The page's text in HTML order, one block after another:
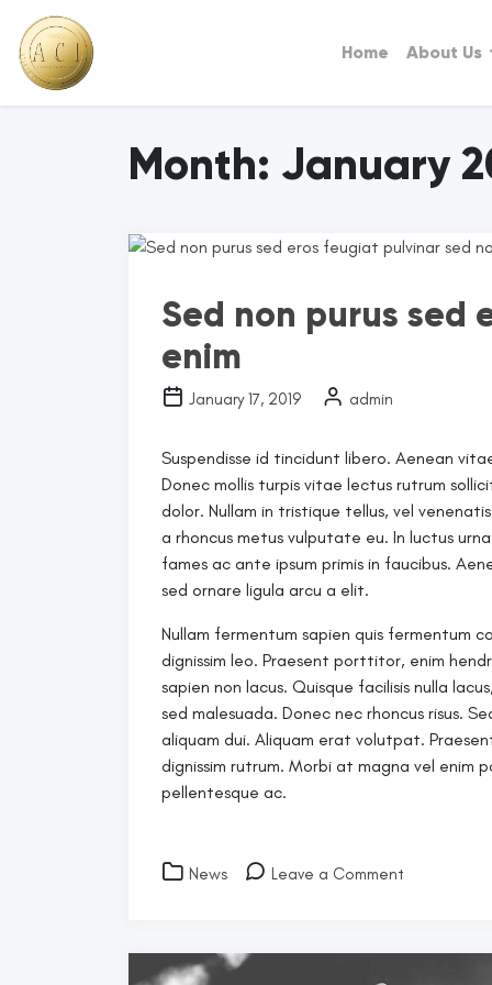
Home About Us
Month: January
Sed non purus sed
enim
January 17, 2019 admin
Suspendisse id tincidunt libero. Aenean
Donec mollis turpis vitae lectus rutrum
dolor. Nullam in tristique tellus, vel
a rhoncus metus vulputate eu. In luctus
fames ac ante ipsum primis in faucibus.
sed ornare ligula arcu a elit.
Nullam fermentum sapien quis fermentum
dignissim leo. Praesent porttitor, enim
sapien non lacus. Quisque facilisis nulla
sed malesuada. Donec nec rhoncus risus.
aliquam dui. Aliquam erat volutpat.
dignissim rutrum. Morbi at magna vel enim
pellentesque ac.
News Leave a Comment